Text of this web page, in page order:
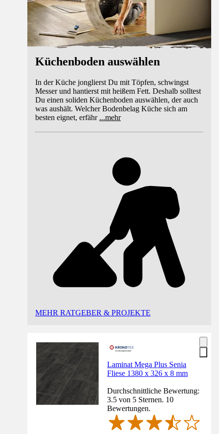
Küchenboden auswählen
In der Küche jonglierst Du mit Töpfen, schwingst
Messer und hantierst mit heißem Fett. Deshalb solltest
Du einen soliden Küchenboden auswählen, der auch
was aushält. Welcher Bodenbelag Küche sich am
besten eignet, erfähr ...mehr
MEHR RATGEBER & PROJEKTE
Laminat Mega Plus Senia
Fliese 1380 x 326 x 8 mm
Durchschnittliche Bewertung:
3.5 von 5 Sternen. 10
Bewertungen.